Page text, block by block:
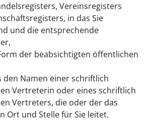
Vereinsregisters
in das Sie
und die entsprechende
der beabsichtigten öffentlichen
den Namen einer schriftlich
Vertreterin oder eines schriftlich
Vertreters, die oder der das
Ort und Stelle für Sie leitet.